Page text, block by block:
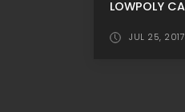
JUL 25, 2017